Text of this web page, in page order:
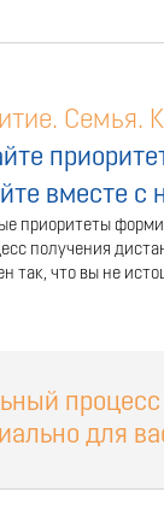
Семья.
вместе с
приоритеты
получения
так, что вы не
для